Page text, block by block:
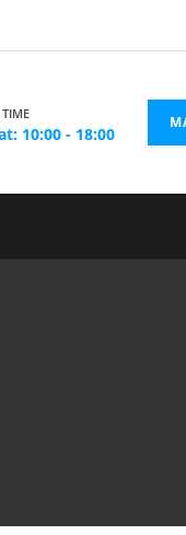
10:00 - 18:00